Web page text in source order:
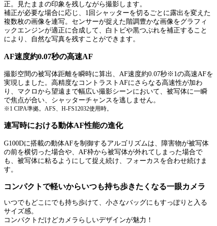
正。見たままの印象を残しながら撮影します。
補正が必要な場合に応じ、1回シャッターを切るごとに露出を変えた
複数枚の画像を連写。センサーが捉えた階調豊かな画像をグラフィ
ックエンジンが適正に合成して、白トビや黒つぶれを補正すること
により、自然な写真を残すことができます。
AF速度約0.07秒の高速AF
撮影空間の被写体距離を瞬時に算出、AF速度約0.07秒※1の高速AFを
実現しました。高精度なコントラストAFにさらなる高速性が加わ
り、マクロから望遠まで幅広い撮影シーンにおいて、被写体に一瞬
で焦点が合い、シャッターチャンスを逃しません。
※1 CIPA準拠。AFS、H-FS12032使用時。
連写時における動体AF性能の進化
G100Dに搭載の動体AFを制御するアルゴリズムは、障害物が被写体
の前を横切った場合や、AF枠から被写体が外れてしまった場合で
も、被写体に粘るようにして捉え続け、フォーカスを合わせ続けま
す。
コンパクトで軽いからいつも持ち歩きたくなる一眼カメラ
いつでもどこにでも持ち歩けて、小さなバッグにもすっぽりと入る
サイズ感。
コンパクトだけどカメラらしいデザインが魅力！